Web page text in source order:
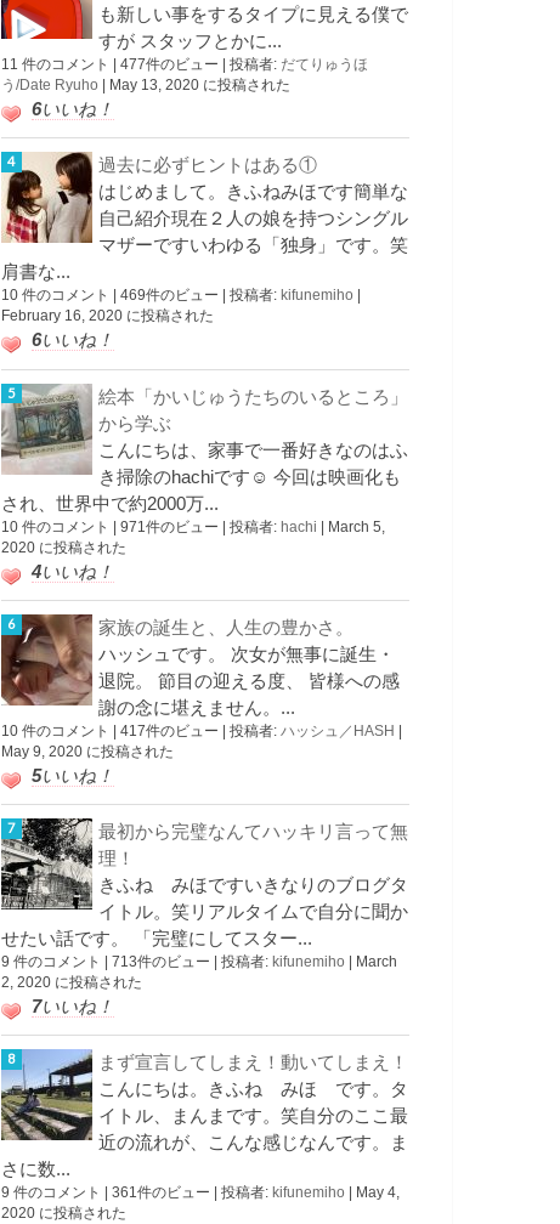
も新しい事をするタイプに見える僕で
すが スタッフとかに...
11 件のコメント 477件のビュー 投稿者: だてりゅうほ
う/Date Ryuho
May 13, 2020 に投稿された
6いいね！
過去に必ずヒントはある①
はじめまして。きふねみほです簡単な
自己紹介現在２人の娘を持つシングル
マザーですいわゆる「独身」です。笑
肩書な...
10 件のコメント 469件のビュー 投稿者: kifunemiho
February 16, 2020 に投稿された
6いいね！
絵本「かいじゅうたちのいるところ」
から学ぶ
こんにちは、家事で一番好きなのはふ
き掃除のhachiです☺︎ 今回は映画化も
され、世界中で約2000万...
10 件のコメント | 971件のビュー | 投稿者: hachi | March 5,
2020 に投稿された
4いいね！
家族の誕生と、人生の豊かさ。
ハッシュです。 次女が無事に誕生・
退院。 節目の迎える度、 皆様への感
謝の念に堪えません。...
10 件のコメント | 417件のビュー | 投稿者: ハッシュ／HASH |
May 9, 2020 に投稿された
5いいね！
最初から完璧なんてハッキリ言って無
理！
きふね みほですいきなりのブログタ
イトル。笑リアルタイムで自分に聞か
せたい話です。 「完璧にしてスター...
9 件のコメント 713件のビュー 投稿者: kifunemiho
March
2, 2020 に投稿された
7いいね！
まず宣言してしまえ！動いてしまえ！
こんにちは。きふね みほ です。タ
イトル、まんまです。笑自分のここ最
近の流れが、こんな感じなんです。ま
さに数...
9 件のコメント 361件のビュー 投稿者: kifunemiho
May 4,
2020 に投稿された